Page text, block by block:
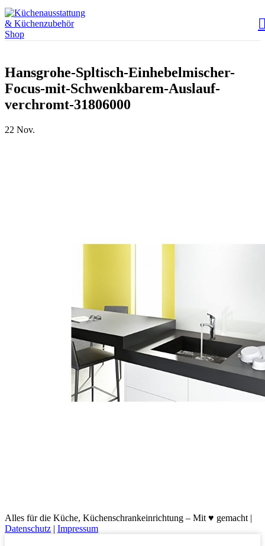
Hansgrohe-Spltisch-Einhebelmischer-
Focus-mit-Schwenkbarem-Auslauf-
verchromt-31806000
22 Nov.
Alles für die Küche, Küchenschrankeinrichtung – Mit ♥ gemacht |
Datenschutz | Impressum